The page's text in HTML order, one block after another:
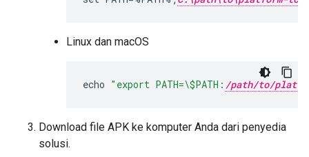
Linux dan macOS
echo "export PATH=\$PATH: /path/to/
Download file APK ke komputer Anda dari penyedia
solusi.